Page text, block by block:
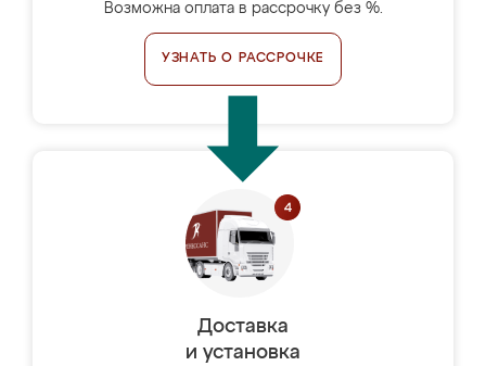
Возможна оплата в рассрочку без %.
УЗНАТЬ О РАССРОЧКЕ
Доставка
и установка